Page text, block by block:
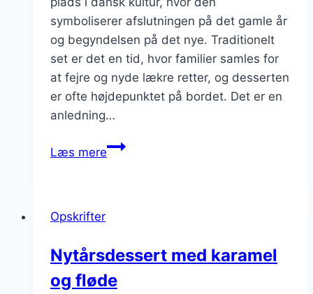
symboliserer afslutningen på det gamle år
og begyndelsen på det nye. Traditionelt
set er det en tid, hvor familier samles for
at fejre og nyde lækre retter, og desserten
er ofte højdepunktet på bordet. Det er en
anledning…
Læs mereNytårsdessert
Opskrifter
Nytårsdessert med karamel
og fløde